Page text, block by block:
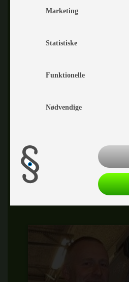
Caravantekniker
TELEFONNUMMER
55 70 00 20
Marketing
Statistiske
Funktionelle
Nødvendige